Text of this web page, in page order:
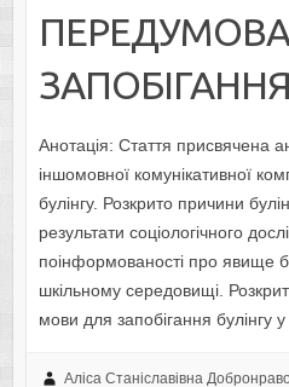
ПЕРЕДУМОВА
Анотація: Стаття присвячена
іншомовної комунікативної
булінгу. Розкрито причини
результати соціологічного
поінформованості про явище
шкільному середовищі.
мови для запобігання булінгу
Аліса Станіславівна